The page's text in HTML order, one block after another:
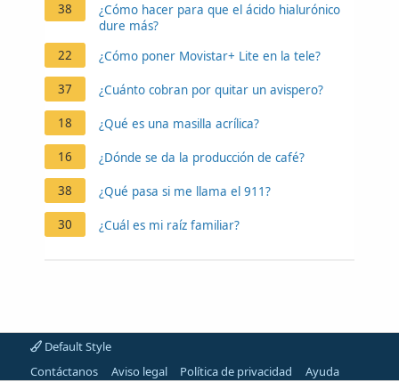
38
¿Cómo hacer para que el ácido hialurónico
dure más?
22
¿Cómo poner Movistar+ Lite en la tele?
37 ¿Cuánto cobran por quitar un avispero?
18 ¿Qué es una masilla acrílica?
16 ¿Dónde se da la producción de café?
38 ¿Qué pasa si me llama el 911?
30 ¿Cuál es mi raíz familiar?
Default Style
Contáctanos
Aviso legal Política de privacidad
Ayuda